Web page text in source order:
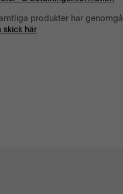
produkter har
skick här